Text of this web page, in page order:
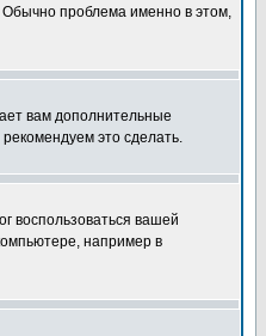
Обычно проблема именно в этом,
вам дополнительные
это сделать.
воспользоваться вашей
например в